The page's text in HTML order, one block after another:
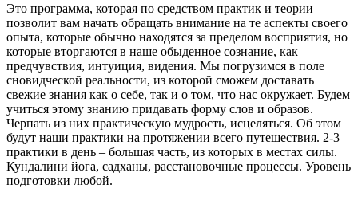
Это программа, которая по средством практик и теории
позволит вам начать обращать внимание на те аспекты своего
опыта, которые обычно находятся за пределом восприятия, но
которые вторгаются в наше обыденное сознание, как
предчувствия, интуиция, видения. Мы погрузимся в поле
сновидческой реальности, из которой сможем доставать
свежие знания как о себе, так и о том, что нас окружает. Будем
учиться этому знанию придавать форму слов и образов.
Черпать из них практическую мудрость, исцеляться. Об этом
будут наши практики на протяжении всего путешествия. 2-3
практики в день – большая часть, из которых в местах силы.
Кундалини йога, садханы, расстановочные процессы. Уровень
подготовки любой.